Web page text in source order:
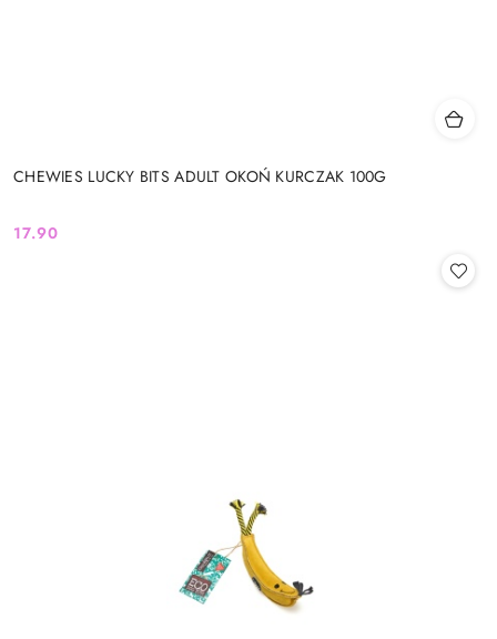
CHEWIES LUCKY BITS ADULT OKOŃ KURCZAK 100G
Cena:
17.90